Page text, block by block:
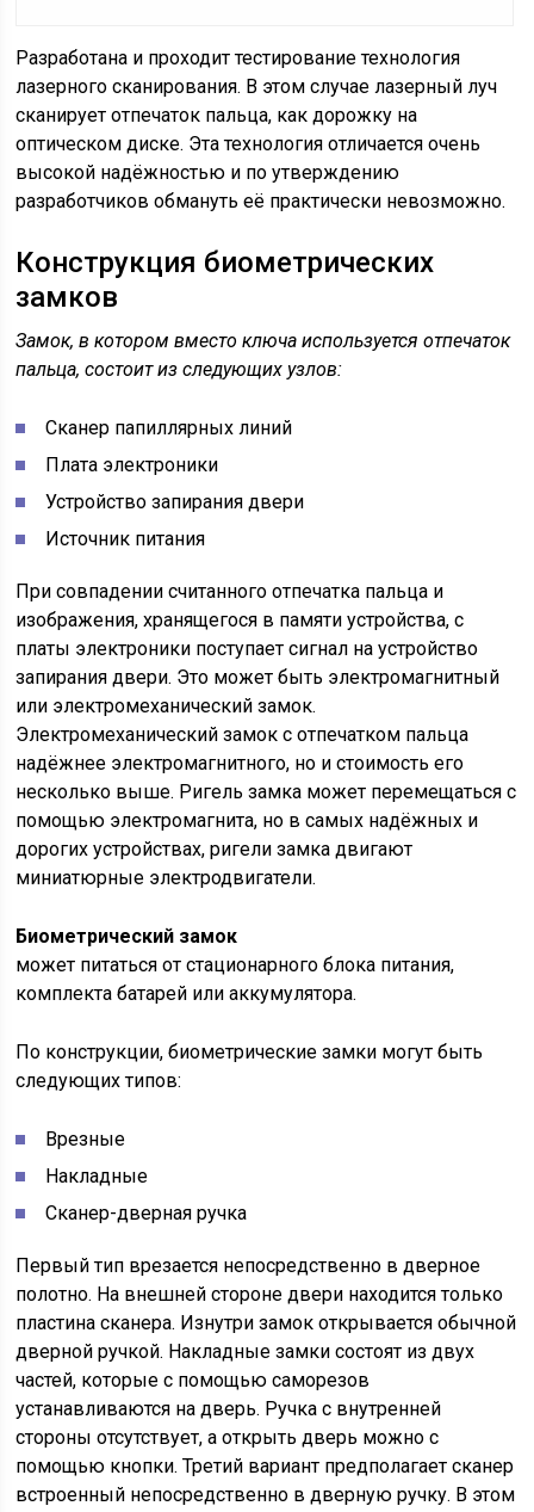
Разработана и проходит тестирование технология
лазерного сканирования. В этом случае лазерный луч
сканирует отпечаток пальца, как дорожку на
оптическом диске. Эта технология отличается очень
высокой надёжностью и по утверждению
разработчиков обмануть её практически невозможно.
Конструкция биометрических
замков
Замок, в котором вместо ключа используется отпечаток
пальца, состоит из следующих узлов:
Сканер папиллярных линий
Плата электроники
Устройство запирания двери
Источник питания
При совпадении считанного отпечатка пальца и
изображения, хранящегося в памяти устройства, с
платы электроники поступает сигнал на устройство
запирания двери. Это может быть электромагнитный
или электромеханический замок.
Электромеханический замок с отпечатком пальца
надёжнее электромагнитного, но и стоимость его
несколько выше. Ригель замка может перемещаться с
помощью электромагнита, но в самых надёжных и
дорогих устройствах, ригели замка двигают
миниатюрные электродвигатели.
Биометрический замок
может питаться от стационарного блока питания,
комплекта батарей или аккумулятора.
По конструкции, биометрические замки могут быть
следующих типов:
Врезные
Накладные
Сканер-дверная ручка
Первый тип врезается непосредственно в дверное
полотно. На внешней стороне двери находится только
пластина сканера. Изнутри замок открывается обычной
дверной ручкой. Накладные замки состоят из двух
частей, которые с помощью саморезов
устанавливаются на дверь. Ручка с внутренней
стороны отсутствует, а открыть дверь можно с
помощью кнопки. Третий вариант предполагает сканер
встроенный непосредственно в дверную ручку. В этом